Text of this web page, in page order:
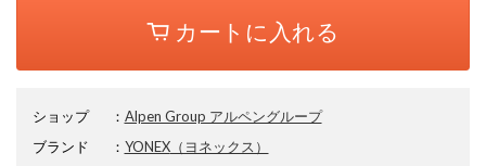
カートに入れる
ショップ ： Alpen Group アルペングループ
ブランド
： YONEX（ヨネックス）